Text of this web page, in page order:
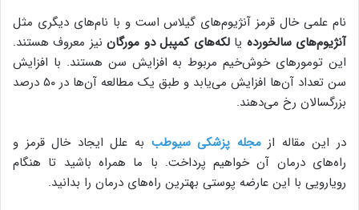
نام علمی خال قرمز آنژیوم‌های گیلاس است و با نام‌های دیگری مثل
آنژیوم‌های سالخورده یالکه‌های کمپبل دو مورگاننیز معروف هستند.
این تومورهای خوش‌خیم مربوط به افزایش سن هستند. با افزایش
سن تعداد آن‌ها افزایش می‌یابد و طبق یک مطالعه آن‌ها در ۵۰ درصد
بزرگسالان رخ می‌دهند.
در این مقاله ازمجله پزشکی سیوطب به علل ایجاد خال قرمز و
راه‌های درمان آن خواهیم پرداخت. با ما همراه باشید تا هنگام
رویارویی با این عارضه پوستی بهترین راه‌های درمان را بدانید.